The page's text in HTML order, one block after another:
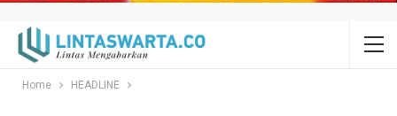
Home HEADLINE